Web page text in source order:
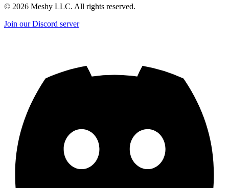
© 2026 Meshy LLC. All rights reserved.
Join our Discord server